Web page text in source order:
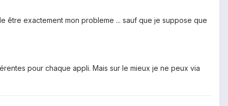
être exactement mon probleme ... sauf que je suppose que
pour chaque appli. Mais sur le mieux je ne peux via